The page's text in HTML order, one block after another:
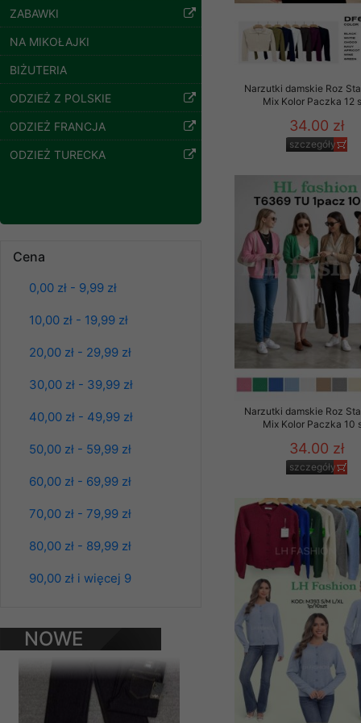
ZABAWKI
NA MIKOŁAJKI
BIŻUTERIA
ODZIEŻ Z POLSKIE
ODZIEŻ FRANCJA
ODZIEŻ TURECKA
Cena
0,00 zł - 9,99 zł
10,00 zł - 19,99 zł
20,00 zł - 29,99 zł
30,00 zł - 39,99 zł
40,00 zł - 49,99 zł
50,00 zł - 59,99 zł
60,00 zł - 69,99 zł
70,00 zł - 79,99 zł
80,00 zł - 89,99 zł
90,00 zł i więcej 9
NOWE
PRODUKTY
Kolor Paczka 10 szt
61.00 zł
szczegóły
jeansy Roz 25-30, 1
szczegóły
Narzutki damskie Roz
Mix Kolor Paczka 12
34.00 zł
szczegóły
Narzutki damskie Roz
Mix Kolor Paczka 10
34.00 zł
szczegóły
Klientów
ochronie danych
serwerach
pracownicy Sklepu.
Każdy Klient, który
Sklep nie
prawa organów
Nasz Sklep
przez nasz serwer i
jego indywidualnych
opcję przyjmowania
może wpłynąć na
Klienta przechowują
• sesji
• ostatnio
Materiały reklamowo
szczególności
zawierającego
naszym Sklepie.
Wszelkie pytania,
osobowych prosimy